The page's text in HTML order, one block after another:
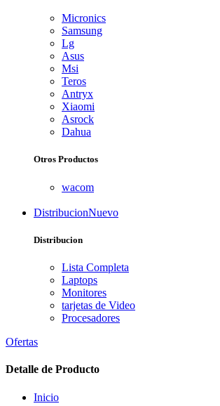
Micronics
Samsung
Lg
Asus
Msi
Teros
Antryx
Xiaomi
Asrock
Dahua
Otros Productos
wacom
DistribucionNuevo
Distribucion
Lista Completa
Laptops
Monitores
tarjetas de Video
Procesadores
Ofertas
Detalle de Producto
Inicio